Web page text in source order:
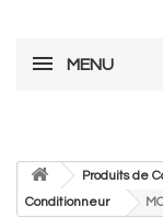
MENU
Produits de
Conditionneur